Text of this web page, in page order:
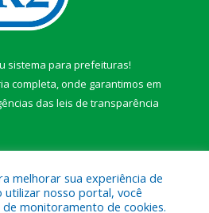
sistema para prefeituras!
completa, onde garantimos em
das leis de transparência
melhorar sua experiência de
utilizar nosso portal, você
monitoramento de cookies.